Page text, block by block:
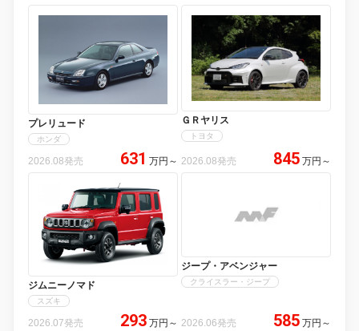
プレリュード
ホンダ
2026.08発売 631 万円 ～
ＧＲヤリス
トヨタ
2026.08発売 845 万円 ～
ジムニーノマド
スズキ
2026.07発売 293 万円 ～
ジープ・アベンジャー
クライスラー・ジープ
2026.06発売 585 万円 ～